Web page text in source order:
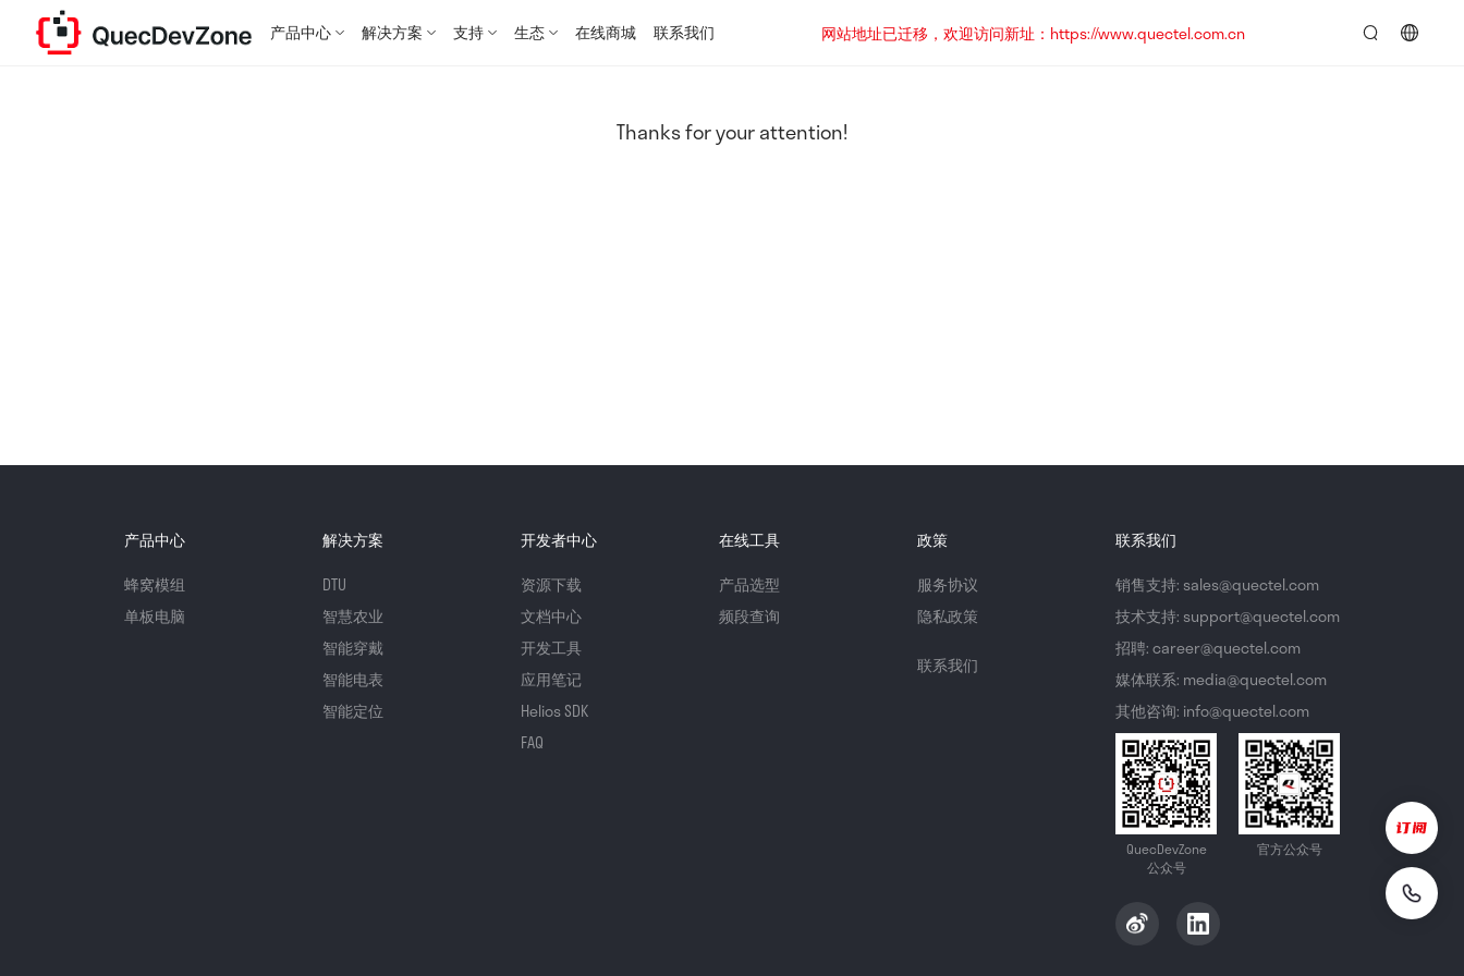
产品中心 解决方案 支持 生态 在线商城 联系我们
网站地址已迁移，欢迎访问新址：https://www.quectel.com.cn
Thanks for your attention!
产品中心
蜂窝模组
单板电脑
解决方案
DTU
智慧农业
智能穿戴
智能电表
智能定位
开发者中心
资源下载
文档中心
开发工具
应用笔记
Helios SDK
FAQ
在线工具
产品选型
频段查询
政策
服务协议
隐私政策
联系我们
联系我们
销售支持: sales@quectel.com
技术支持: support@quectel.com
招聘: career@quectel.com
媒体联系: media@quectel.com
其他咨询: info@quectel.com
QuecDevZone
公众号
官方公众号